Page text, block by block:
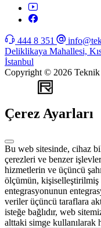
444 8 351
Deliklikaya Mahallesi,
İstanbul
Copyright © 2026
Çerez Ayarları
Bu web sitesinde, cihaz
çerezleri ve benzer
hizmetlerin ve üçüncü
ölçümün, kişiselleştirilmiş
entegrasyonunun
veriler üçüncü taraflara
isteğe bağlıdır, web
alttaki simge kullanılarak